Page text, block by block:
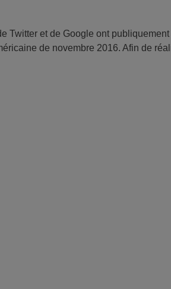
Twitter et de Google ont
de novembre 2016. Afin de